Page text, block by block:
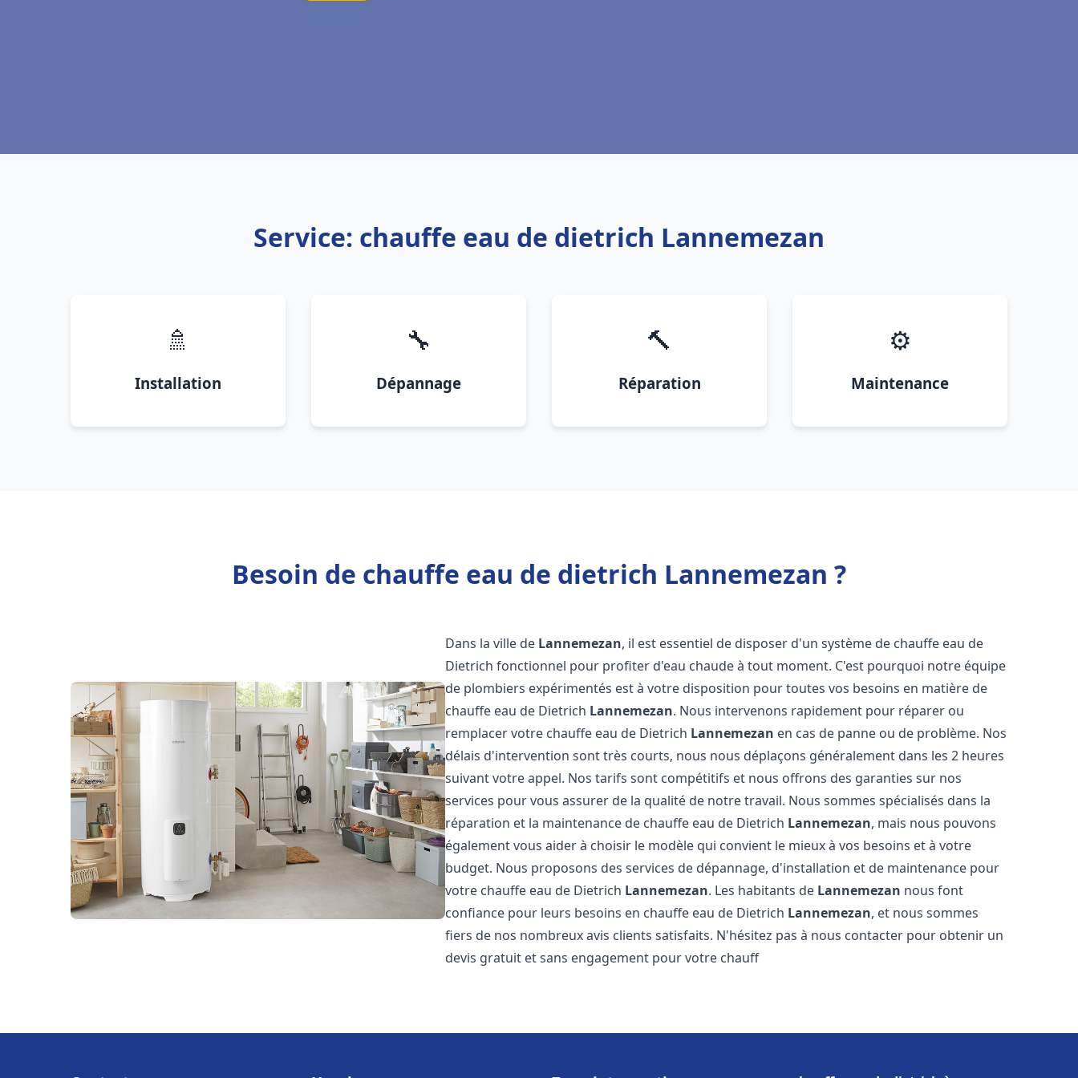
Service: chauffe eau de dietrich Lannemezan
🚿
Installation
🔧
Dépannage
🔨
Réparation
⚙️
Maintenance
Besoin de chauffe eau de dietrich Lannemezan ?
Dans la ville de Lannemezan, il est essentiel de disposer d'un système de chauffe eau de
Dietrich fonctionnel pour profiter d'eau chaude à tout moment. C'est pourquoi notre équipe
de plombiers expérimentés est à votre disposition pour toutes vos besoins en matière de
chauffe eau de Dietrich Lannemezan. Nous intervenons rapidement pour réparer ou
remplacer votre chauffe eau de Dietrich Lannemezan en cas de panne ou de problème. Nos
délais d'intervention sont très courts, nous nous déplaçons généralement dans les 2 heures
suivant votre appel. Nos tarifs sont compétitifs et nous offrons des garanties sur nos
services pour vous assurer de la qualité de notre travail. Nous sommes spécialisés dans la
réparation et la maintenance de chauffe eau de Dietrich Lannemezan, mais nous pouvons
également vous aider à choisir le modèle qui convient le mieux à vos besoins et à votre
budget. Nous proposons des services de dépannage, d'installation et de maintenance pour
votre chauffe eau de Dietrich Lannemezan. Les habitants de Lannemezan nous font
confiance pour leurs besoins en chauffe eau de Dietrich Lannemezan, et nous sommes
fiers de nos nombreux avis clients satisfaits. N'hésitez pas à nous contacter pour obtenir un
devis gratuit et sans engagement pour votre chauff